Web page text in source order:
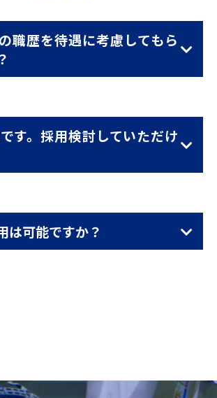
職歴を待遇に考慮してもら
す。採用検討していただけ
は可能ですか？